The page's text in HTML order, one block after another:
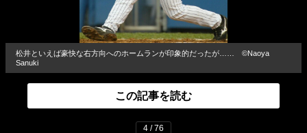
松井といえば豪快な右方向へのホームランが印象的だったが…… ©Naoya
Sanuki
この記事を読む
4 / 76